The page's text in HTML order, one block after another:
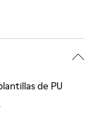
de PU